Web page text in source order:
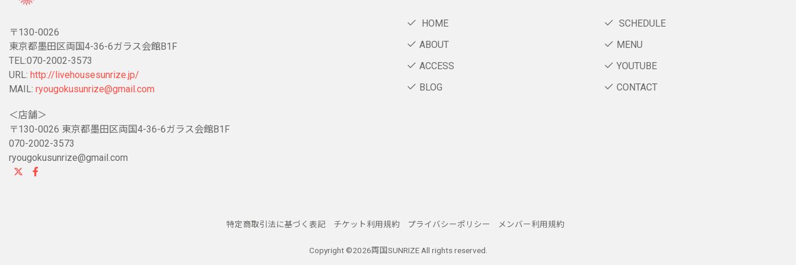
〒130-0026
東京都墨田区両国4-36-6ガラス会館B1F
TEL:070-2002-3573
URL: http://livehousesunrize.jp/
MAIL: ryougokusunrize@gmail.com
＜店舗＞
〒130-0026 東京都墨田区両国4-36-6ガラス会館B1F
070-2002-3573
ryougokusunrize@gmail.com
HOME
SCHEDULE
ABOUT
MENU
ACCESS
YOUTUBE
BLOG
CONTACT
特定商取引法に基づく表記 チケット利用規約 プライバシーポリシー メンバー利用規約
Copyright ©2026両国SUNRIZE All rights reserved.